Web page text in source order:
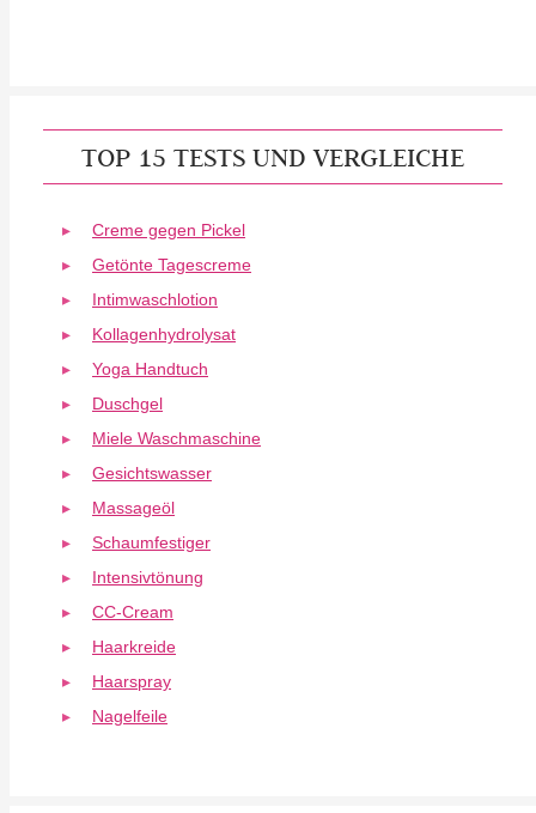
TOP 15 TESTS UND VERGLEICHE
Creme gegen Pickel
Getönte Tagescreme
Intimwaschlotion
Kollagenhydrolysat
Yoga Handtuch
Duschgel
Miele Waschmaschine
Gesichtswasser
Massageöl
Schaumfestiger
Intensivtönung
CC-Cream
Haarkreide
Haarspray
Nagelfeile